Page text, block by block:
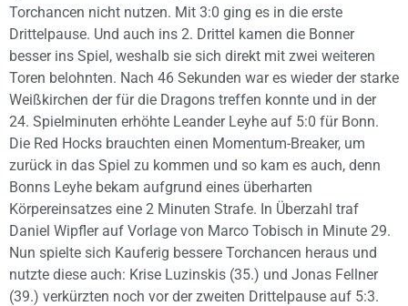
Torchancen nicht nutzen. Mit 3:0 ging es in die erste
Drittelpause. Und auch ins 2. Drittel kamen die Bonner
besser ins Spiel, weshalb sie sich direkt mit zwei weiteren
Toren belohnten. Nach 46 Sekunden war es wieder der starke
Weißkirchen der für die Dragons treffen konnte und in der
24. Spielminuten erhöhte Leander Leyhe auf 5:0 für Bonn.
Die Red Hocks brauchten einen Momentum-Breaker, um
zurück in das Spiel zu kommen und so kam es auch, denn
Bonns Leyhe bekam aufgrund eines überharten
Körpereinsatzes eine 2 Minuten Strafe. In Überzahl traf
Daniel Wipfler auf Vorlage von Marco Tobisch in Minute 29.
Nun spielte sich Kauferig bessere Torchancen heraus und
nutzte diese auch: Krise Luzinskis (35.) und Jonas Fellner
(39.) verkürzten noch vor der zweiten Drittelpause auf 5:3.